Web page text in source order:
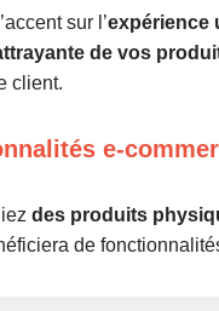
sur l’expérience
de vos
client.
e-
des produits
de